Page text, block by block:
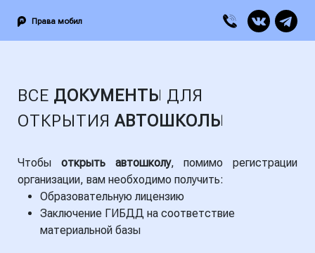
Права мобил
ВСЕ ДОКУМЕНТЫ ДЛЯ
ОТКРЫТИЯ АВТОШКОЛЫ
Чтобы открыть автошколу, помимо регистрации
организации, вам необходимо получить:
Образовательную лицензию
Заключение ГИБДД на соответствие
материальной базы